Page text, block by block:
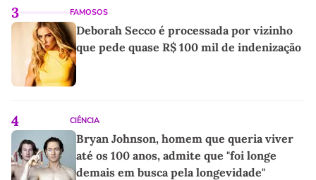
3 FAMOSOS
Deborah Secco é processada por vizinho
que pede quase R$ 100 mil de indenização
4 CIÊNCIA
Bryan Johnson, homem que queria viver
até os 100 anos, admite que "foi longe
demais em busca pela longevidade"